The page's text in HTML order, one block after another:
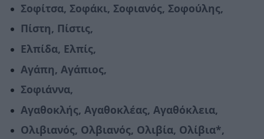
Σοφίτσα, Σοφάκι, Σοφιανός, Σοφούλης,
Πίστη, Πίστις,
Ελπίδα, Ελπίς,
Αγάπη, Αγάπιος,
Σοφιάννα,
Αγαθοκλής, Αγαθοκλέας, Αγαθόκλεια,
Ολιβιανός, Ολβιανός, Ολιβία, Ολίβια*,